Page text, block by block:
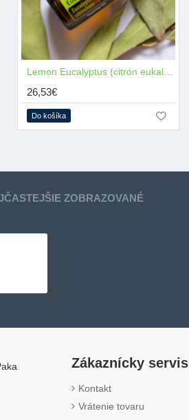
NOVÉLemon Eucalyptus (citrón eukalyptus)
26,53€
Do košíka
ZOBRAZOVANÉ
Zákaznícky servis
Kontakt
Vrátenie tovaru